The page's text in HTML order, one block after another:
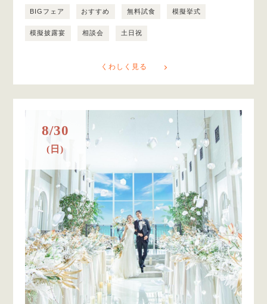
BIGフェア おすすめ 無料試食 模擬挙式
模擬披露宴 相談会 土日祝
くわしく見る
8/30
(日)